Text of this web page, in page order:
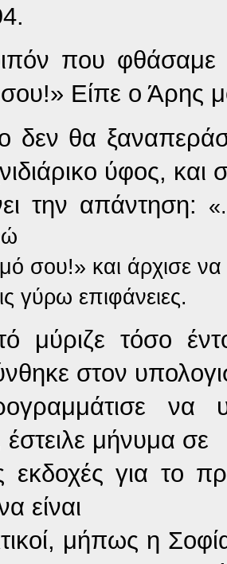
που φθάσαμε
Είπε ο Άρης
δεν θα
ύφος, και
την απάντηση:
σου!» και άρχισε να
γύρω επιφάνειες.
μύριζε τόσο
στον
να
μήνυμα σε
εκδοχές για το
είναι
μήπως η